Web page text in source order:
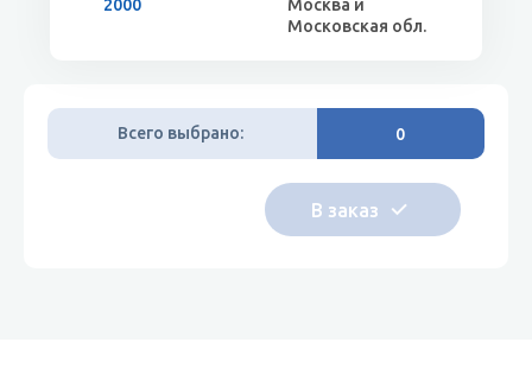
2000
Москва и
Московская обл.
Всего выбрано: 0